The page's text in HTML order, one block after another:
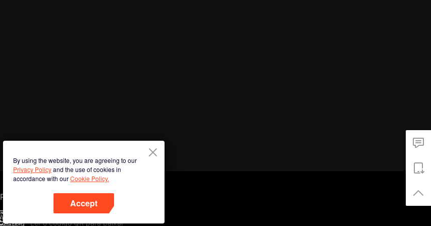
By using the website, you are agreeing to our
Privacy Policyand the use of cookies in
accordance with ourCookie Policy.
Accept
Phone
Ler o código QR para baixar